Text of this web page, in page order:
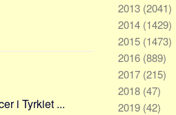
i Tyrkiet ...
2013 (2041)
2014 (1429)
2015 (1473)
2016 (889)
2017 (215)
2018 (47)
2019 (42)